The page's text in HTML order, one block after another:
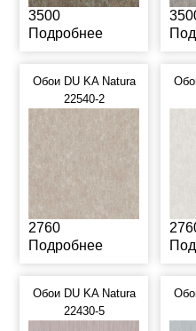
3500
Подробнее
Обои DU KA Natura
22540-2
2760
Подробнее
Обои DU KA Natura
22430-5